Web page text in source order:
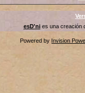
esD'nies una creación
Powered by Invision